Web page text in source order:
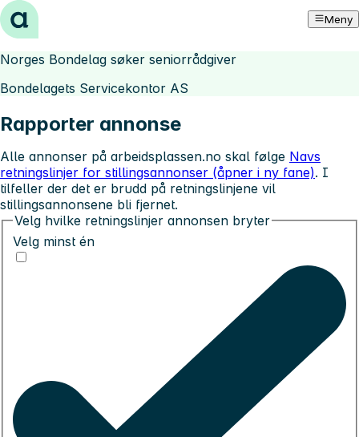
Hopp til innhold Meny
Norges Bondelag søker seniorrådgiver
Bondelagets Servicekontor AS
Rapporter annonse
Alle annonser på arbeidsplassen.no skal følge Navs
retningslinjer for stillingsannonser (åpner i ny fane). I
tilfeller der det er brudd på retningslinjene vil
stillingsannonsene bli fjernet.
Velg hvilke retningslinjer annonsen bryter
Velg minst én